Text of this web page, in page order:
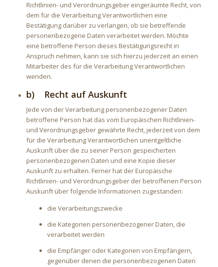
Richtlinien- und Verordnungsgeber eingeräumte Recht, von
dem für die Verarbeitung Verantwortlichen eine
Bestätigung darüber zu verlangen, ob sie betreffende
personenbezogene Daten verarbeitet werden. Möchte
eine betroffene Person dieses Bestätigungsrecht in
Anspruch nehmen, kann sie sich hierzu jederzeit an einen
Mitarbeiter des für die Verarbeitung Verantwortlichen
wenden.
b) Recht auf Auskunft
Jede von der Verarbeitung personenbezogener Daten
betroffene Person hat das vom Europäischen Richtlinien-
und Verordnungsgeber gewährte Recht, jederzeit von dem
für die Verarbeitung Verantwortlichen unentgeltliche
Auskunft über die zu seiner Person gespeicherten
personenbezogenen Daten und eine Kopie dieser
Auskunft zu erhalten. Ferner hat der Europäische
Richtlinien- und Verordnungsgeber der betroffenen Person
Auskunft über folgende Informationen zugestanden:
die Verarbeitungszwecke
die Kategorien personenbezogener Daten, die
verarbeitet werden
die Empfänger oder Kategorien von Empfängern,
gegenüber denen die personenbezogenen Daten